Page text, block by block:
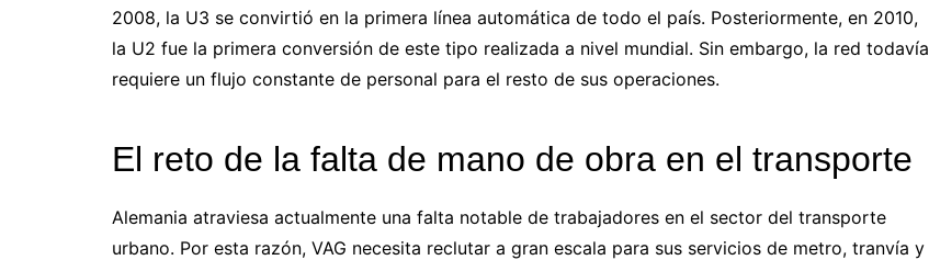
2008, la U3 se convirtió en la primera línea automática de todo el país. Posteriormente, en 2010,
la U2 fue la primera conversión de este tipo realizada a nivel mundial. Sin embargo, la red todavía
requiere un flujo constante de personal para el resto de sus operaciones.
El reto de la falta de mano de obra en el transporte
Alemania atraviesa actualmente una falta notable de trabajadores en el sector del transporte
urbano. Por esta razón, VAG necesita reclutar a gran escala para sus servicios de metro, tranvía y